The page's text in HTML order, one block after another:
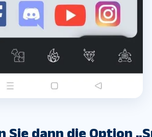
dann die Option